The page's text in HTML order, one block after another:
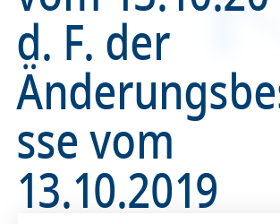
d. F. der
sse vom
13.10.2019